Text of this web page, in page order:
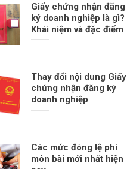
Giấy chứng nhận đăng
ký doanh nghiệp là gì?
Khái niệm và đặc điểm
Thay đổi nội dung Giấy
chứng nhận đăng ký
doanh nghiệp
Các mức đóng lệ phí
môn bài mới nhất hiện